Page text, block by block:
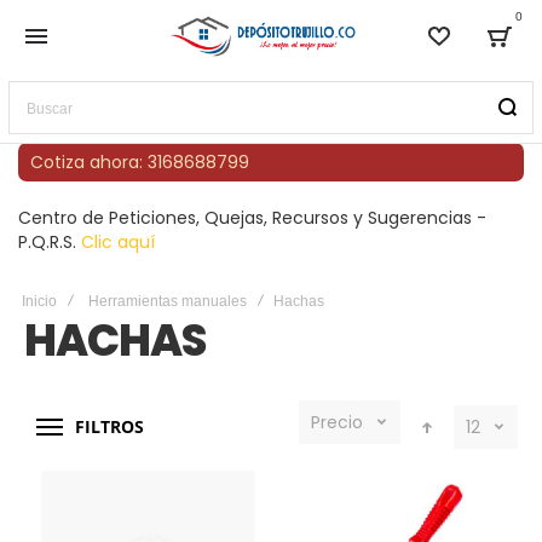
Lista de
0
Buscar
Cotiza ahora: 3168688799
Centro de Peticiones, Quejas, Recursos y Sugerencias -
P.Q.R.S. Clic aquí
Inicio Herramientas manuales Hachas
HACHAS
FILTROS Precio 12